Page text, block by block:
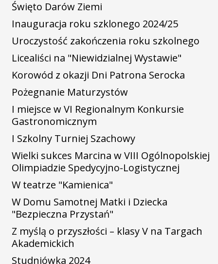
Święto Darów Ziemi
Inauguracja roku szklonego 2024/25
Uroczystość zakończenia roku szkolnego
Licealiści na "Niewidzialnej Wystawie"
Korowód z okazji Dni Patrona Serocka
Pożegnanie Maturzystów
I miejsce w VI Regionalnym Konkursie
Gastronomicznym
I Szkolny Turniej Szachowy
Wielki sukces Marcina w VIII Ogólnopolskiej
Olimpiadzie Spedycyjno-Logistycznej
W teatrze "Kamienica"
W Domu Samotnej Matki i Dziecka
"Bezpieczna Przystań"
Z myślą o przyszłości – klasy V na Targach
Akademickich
Studniówka 2024